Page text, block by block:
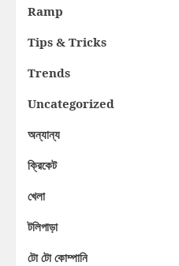
Ramp
Tips & Tricks
Trends
Uncategorized
অন্যান্য
ক্রিকেট
খেলা
টলিপাড়া
টো টো কোম্পানি